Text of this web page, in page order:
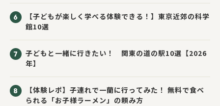
【子どもが楽しく学べる体験できる！】東京近郊の科学
館10選
子どもと一緒に行きたい！ 関東の道の駅10選【2026
年】
【体験レポ】子連れで一蘭に行ってみた！ 無料で食べ
られる「お子様ラーメン」の頼み方